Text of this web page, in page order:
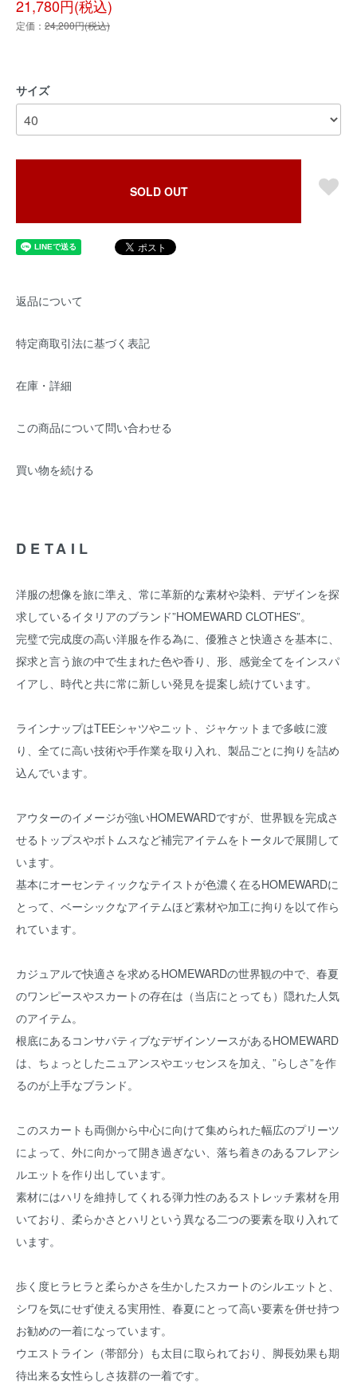
21,780円(税込)
定価： 24,200円(税込)
サイズ
SOLD OUT
返品について
特定商取引法に基づく表記
在庫・詳細
この商品について問い合わせる
買い物を続ける
DETAIL
洋服の想像を旅に準え、常に革新的な素材や染料、デザインを探
求しているイタリアのブランド”HOMEWARD CLOTHES”。
完璧で完成度の高い洋服を作る為に、優雅さと快適さを基本に、
探求と言う旅の中で生まれた色や香り、形、感覚全てをインスパ
イアし、時代と共に常に新しい発見を提案し続けています。
ラインナップはTEEシャツやニット、ジャケットまで多岐に渡
り、全てに高い技術や手作業を取り入れ、製品ごとに拘りを詰め
込んでいます。
アウターのイメージが強いHOMEWARDですが、世界観を完成さ
せるトップスやボトムスなど補完アイテムをトータルで展開して
います。
基本にオーセンティックなテイストが色濃く在るHOMEWARDに
とって、ベーシックなアイテムほど素材や加工に拘りを以て作ら
れています。
カジュアルで快適さを求めるHOMEWARDの世界観の中で、春夏
のワンピースやスカートの存在は（当店にとっても）隠れた人気
のアイテム。
根底にあるコンサバティブなデザインソースがあるHOMEWARD
は、ちょっとしたニュアンスやエッセンスを加え、”らしさ”を作
るのが上手なブランド。
このスカートも両側から中心に向けて集められた幅広のプリーツ
によって、外に向かって開き過ぎない、落ち着きのあるフレアシ
ルエットを作り出しています。
素材にはハリを維持してくれる弾力性のあるストレッチ素材を用
いており、柔らかさとハリという異なる二つの要素を取り入れて
います。
歩く度ヒラヒラと柔らかさを生かしたスカートのシルエットと、
シワを気にせず使える実用性、春夏にとって高い要素を併せ持つ
お勧めの一着になっています。
ウエストライン（帯部分）も太目に取られており、脚長効果も期
待出来る女性らしさ抜群の一着です。